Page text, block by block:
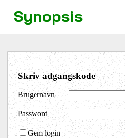
Skriv adgangskode
Brugernavn
Password
Gem login
Synopsis